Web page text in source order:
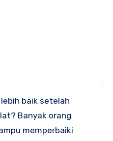
Banyak orang
memperbaiki